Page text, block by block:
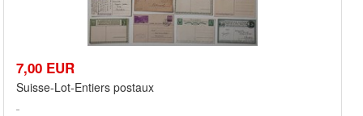
7,00 EUR
Suisse-Lot-Entiers postaux